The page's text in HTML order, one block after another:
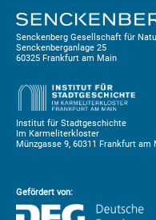
Senckenberg Gesellschaft für
Senckenberganlage 25
60325 Frankfurt am Main
Institut für Stadtgeschichte
Im Karmeliterkloster
Münzgasse 9, 60311 Frankfurt am
Gefördert von: